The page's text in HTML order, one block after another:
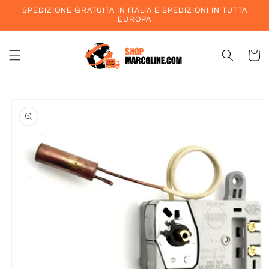
direttamente
SPEDIZIONE GRATUITA IN ITALIA E SPEDIZIONI IN TUTTA
EUROPA
Carrello
informazioni
sul prodotto